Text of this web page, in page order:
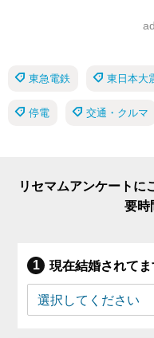
東急電鉄 東日本大
停電 交通・クルマ
リセマムアンケートに
要時
現在結婚されてま